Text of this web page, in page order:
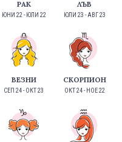
РАК
ЮНИ 22 - ЮЛИ 22
ЛЪВ
ЮЛИ 23 - АВГ 23
ВЕЗНИ
СЕП 24 - ОКТ 23
СКОРПИОН
ОКТ 24 - НОЕ 22